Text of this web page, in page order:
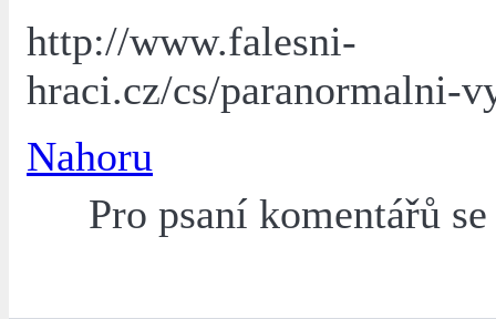
http://www.falesni-
hraci.cz/cs/paranormalni-
Nahoru
Pro psaní komentářů